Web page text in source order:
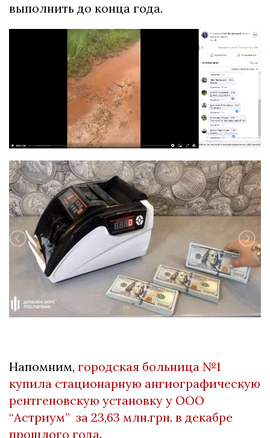
выполнить до конца года.
Напомним, городская больница №1
купила стационарную ангиографическую
рентгеновскую установку у ООО
“Астриум” за 23,63 млн.грн. в декабре
прошлого года.